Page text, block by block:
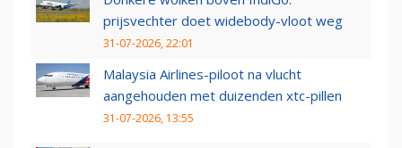
prijsvechter doet widebody-vloot weg
31-07-2026, 22:01
Malaysia Airlines-piloot na vlucht
aangehouden met duizenden xtc-pillen
31-07-2026, 13:55